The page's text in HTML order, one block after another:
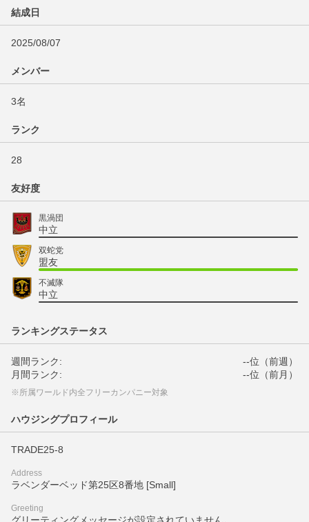
結成日
2025/08/07
メンバー
3名
ランク
28
友好度
黒渦団
中立
双蛇党
盟友
不滅隊
中立
ランキングステータス
週間ランク:
--位（前週）
月間ランク:
--位（前月）
※所属ワールド内全フリーカンパニー対象
ハウジングプロフィール
TRADE25-8
Address
ラベンダーベッド第25区8番地 [Small]
Greeting